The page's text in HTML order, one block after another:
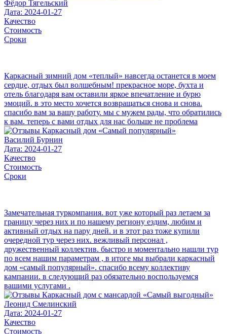
Фёдор Тягельский
Дата: 2024-01-27
Качество
Стоимость
Сроки
Каркасный зимний дом «теплый» навсегда останется в моем
сердце, отдых был волшебным! прекрасное море, бухта и
отель благодаря вам оставили яркое впечатление и бурю
эмоций. в это место хочется возвращаться снова и снова.
спасибо вам за вашу работу. мы с мужем рады, что обратились
к вам. теперь с вами отдых для нас больше не проблема
Василий Бурнин
Дата: 2024-01-27
Качество
Стоимость
Сроки
Замечательная туркомпания. вот уже который раз летаем за
границу через них и по нашему региону ездим, любим и
активный отдых на пару дней. и в этот раз тоже купили
очередной тур через них. вежливый персонал ,
дружественный коллектив. быстро и моментально нашли тур
по всем нашим параметрам , в итоге мы выбрали каркасный
дом «самый популярный». спасибо всему коллективу
кампании. в следующий раз обязательно воспользуемся
вашими услугами .
Леонид Смелинский
Дата: 2024-01-27
Качество
Стоимость